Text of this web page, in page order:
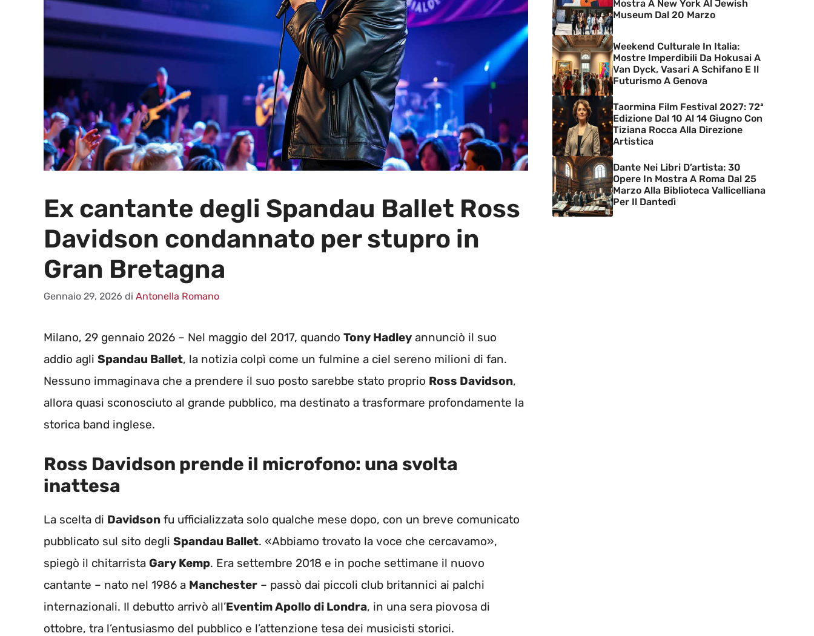
Ex cantante degli Spandau Ballet Ross
Davidson condannato per stupro in
Gran Bretagna
Gennaio 29, 2026 di Antonella Romano
Milano, 29 gennaio 2026 – Nel maggio del 2017, quando Tony Hadley annunciò il suo
addio agli Spandau Ballet, la notizia colpì come un fulmine a ciel sereno milioni di fan.
Nessuno immaginava che a prendere il suo posto sarebbe stato proprio Ross Davidson,
allora quasi sconosciuto al grande pubblico, ma destinato a trasformare profondamente la
storica band inglese.
Ross Davidson prende il microfono: una svolta
inattesa
La scelta di Davidson fu ufficializzata solo qualche mese dopo, con un breve comunicato
pubblicato sul sito degli Spandau Ballet. «Abbiamo trovato la voce che cercavamo»,
spiegò il chitarrista Gary Kemp. Era settembre 2018 e in poche settimane il nuovo
cantante – nato nel 1986 a Manchester – passò dai piccoli club britannici ai palchi
internazionali. Il debutto arrivò all’Eventim Apollo di Londra, in una sera piovosa di
ottobre, tra l’entusiasmo del pubblico e l’attenzione tesa dei musicisti storici.
Mostra A New York Al Jewish
Museum Dal 20 Marzo
Weekend Culturale In Italia:
Mostre Imperdibili Da Hokusai A
Van Dyck, Vasari A Schifano E Il
Futurismo A Genova
Taormina Film Festival 2027: 72ª
Edizione Dal 10 Al 14 Giugno Con
Tiziana Rocca Alla Direzione
Artistica
Dante Nei Libri D’artista: 30
Opere In Mostra A Roma Dal 25
Marzo Alla Biblioteca Vallicelliana
Per Il Dantedì